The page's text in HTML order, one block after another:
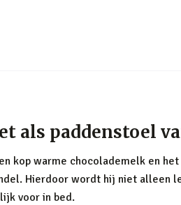
als paddenstoel
kop warme chocolademelk en
Hierdoor wordt hij niet alleen
voor in bed.